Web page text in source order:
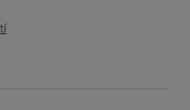
Váš účet byl odstraněn